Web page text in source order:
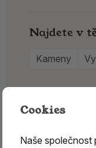
Najdete v
Kameny
Cookies
Naše